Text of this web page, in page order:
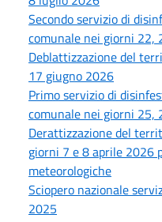
Secondo servizio di
comunale nei giorni 22,
Deblattizzazione del
17 giugno 2026
Primo servizio di
comunale nei giorni 25,
Derattizzazione del
giorni 7 e 8 aprile 2026
meteorologiche
Sciopero nazionale
2025